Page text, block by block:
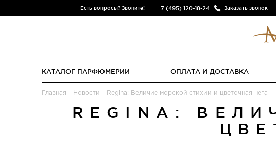
Есть вопросы? Звоните! 7 (495) 120-18-24 Заказать звонок
КАТАЛОГ ПАРФЮМЕРИИ ОПЛАТА И ДОСТАВКА
Главная - Новости - Regina: Величие морской стихии и цветочная нега
REGINA: